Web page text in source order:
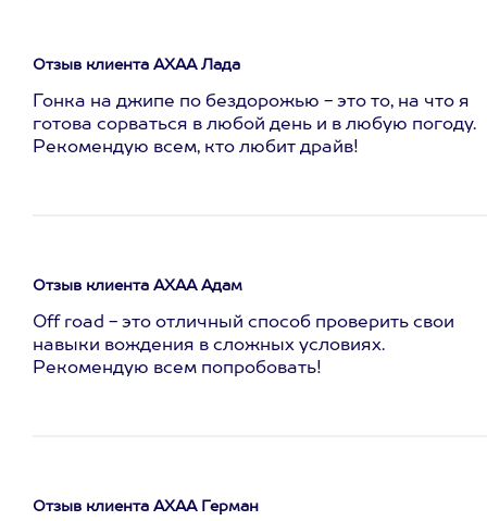
Отзыв клиента АХАА Лада
Гонка на джипе по бездорожью - это то, на что я
готова сорваться в любой день и в любую погоду.
Рекомендую всем, кто любит драйв!
Отзыв клиента АХАА Адам
Off road - это отличный способ проверить свои
навыки вождения в сложных условиях.
Рекомендую всем попробовать!
Отзыв клиента АХАА Герман